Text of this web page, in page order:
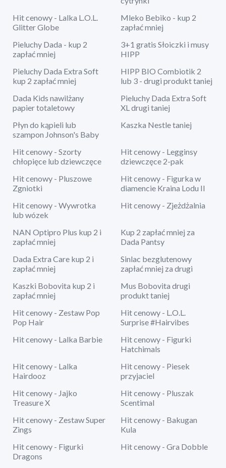
Hit cenowy - Lalka L.O.L.
Glitter Globe
Mleko Bebiko - kup 2
zapłać mniej
Pieluchy Dada - kup 2
zapłać mniej
3+1 gratis Słoiczki i musy
HIPP
Pieluchy Dada Extra Soft
kup 2 zapłać mniej
HIPP BIO Combiotik 2
lub 3 - drugi produkt taniej
Dada Kids nawilżany
papier totaletowy
Pieluchy Dada Extra Soft
XL drugi taniej
Płyn do kąpieli lub
szampon Johnson's Baby
Kaszka Nestle taniej
Hit cenowy - Szorty
chłopięce lub dziewczęce
Hit cenowy - Legginsy
dziewczęce 2-pak
Hit cenowy - Pluszowe
Zgniotki
Hit cenowy - Figurka w
diamencie Kraina Lodu II
Hit cenowy - Wywrotka
lub wózek
Hit cenowy - Zjeżdżalnia
NAN Optipro Plus kup 2 i
zapłać mniej
Kup 2 zapłać mniej za
Dada Pantsy
Dada Extra Care kup 2 i
zapłać mniej
Sinlac bezglutenowy
zapłać mniej za drugi
Kaszki Bobovita kup 2 i
zapłać mniej
Mus Bobovita drugi
produkt taniej
Hit cenowy - Zestaw Pop
Pop Hair
Hit cenowy - L.O.L.
Surprise #Hairvibes
Hit cenowy - Lalka Barbie
Hit cenowy - Figurki
Hatchimals
Hit cenowy - Lalka
Hairdooz
Hit cenowy - Piesek
przyjaciel
Hit cenowy - Jajko
Treasure X
Hit cenowy - Pluszak
Scentimal
Hit cenowy - Zestaw Super
Zings
Hit cenowy - Bakugan
Kula
Hit cenowy - Figurki
Dragons
Hit cenowy - Gra Dobble